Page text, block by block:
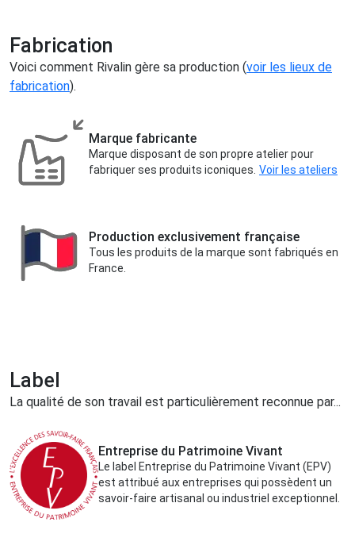
Fabrication
Voici comment Rivalin gère sa production (voir les lieux de
fabrication).
Marque fabricante
Marque disposant de son propre atelier pour
fabriquer ses produits iconiques. Voir les ateliers
Production exclusivement française
Tous les produits de la marque sont fabriqués en
France.
Label
La qualité de son travail est particulièrement reconnue par...
Entreprise du Patrimoine Vivant
Le label Entreprise du Patrimoine Vivant (EPV)
est attribué aux entreprises qui possèdent un
savoir-faire artisanal ou industriel exceptionnel.